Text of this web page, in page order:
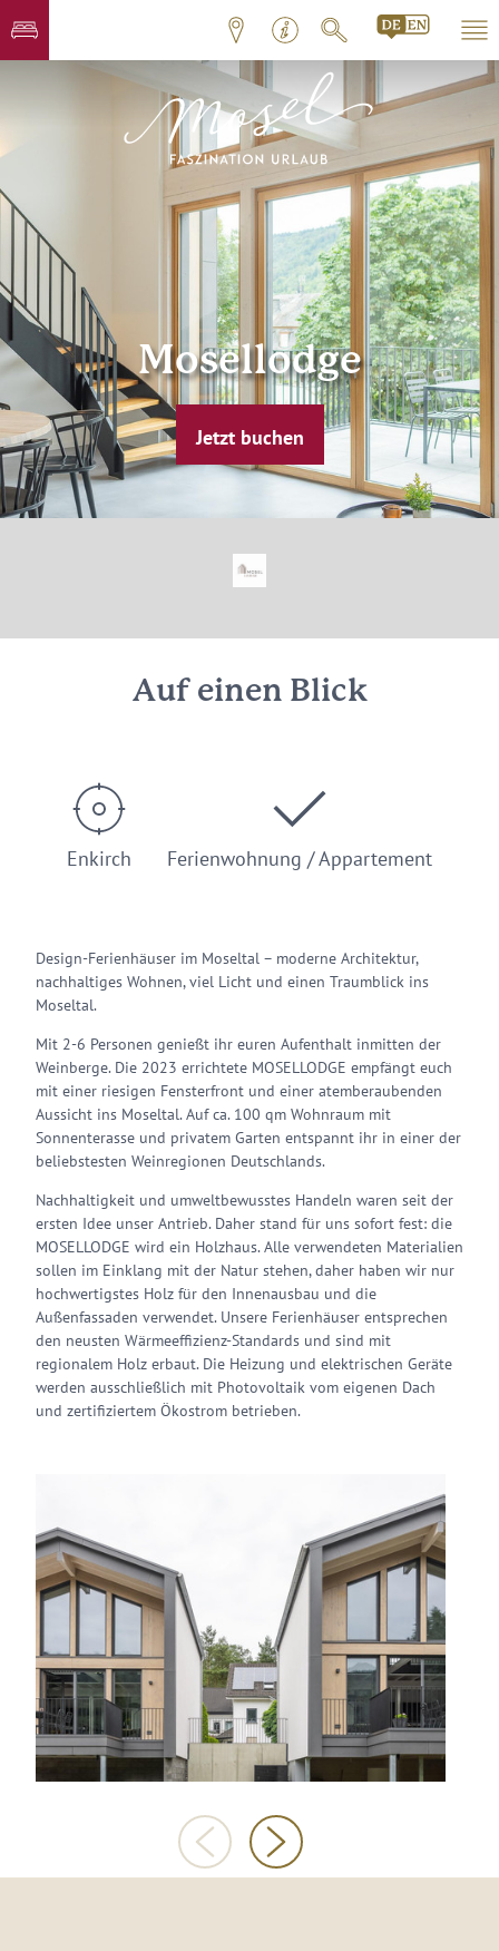
Mosellodge
Jetzt buchen
Auf einen Blick
Enkirch Ferienwohnung / Appartement
Design-Ferienhäuser im Moseltal – moderne Architektur,
nachhaltiges Wohnen, viel Licht und einen Traumblick ins
Moseltal.
Mit 2-6 Personen genießt ihr euren Aufenthalt inmitten der
Weinberge. Die 2023 errichtete MOSELLODGE empfängt euch
mit einer riesigen Fensterfront und einer atemberaubenden
Aussicht ins Moseltal. Auf ca. 100 qm Wohnraum mit
Sonnenterasse und privatem Garten entspannt ihr in einer der
beliebstesten Weinregionen Deutschlands.
Nachhaltigkeit und umweltbewusstes Handeln waren seit der
ersten Idee unser Antrieb. Daher stand für uns sofort fest: die
MOSELLODGE wird ein Holzhaus. Alle verwendeten Materialien
sollen im Einklang mit der Natur stehen, daher haben wir nur
hochwertigstes Holz für den Innenausbau und die
Außenfassaden verwendet. Unsere Ferienhäuser entsprechen
den neusten Wärmeeffizienz-Standards und sind mit
regionalem Holz erbaut. Die Heizung und elektrischen Geräte
werden ausschließlich mit Photovoltaik vom eigenen Dach
und zertifiziertem Ökostrom betrieben.